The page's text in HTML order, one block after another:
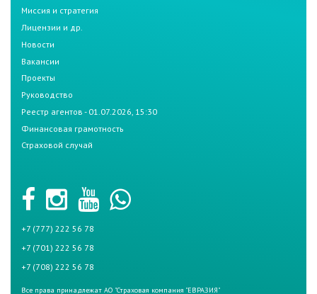
Миссия и стратегия
Лицензии и др.
Новости
Вакансии
Проекты
Руководство
Реестр агентов - 01.07.2026, 15:30
Финансовая грамотность
Страховой случай
+7 (777) 222 56 78
+7 (701) 222 56 78
+7 (708) 222 56 78
Все права принадлежат АО "Страховая компания "ЕВРАЗИЯ"